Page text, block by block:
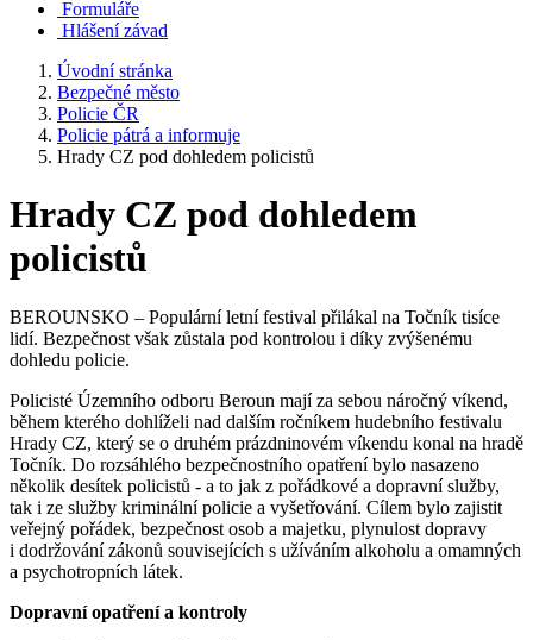
Formuláře
Hlášení závad
Úvodní stránka
Bezpečné město
Policie ČR
Policie pátrá a informuje
Hrady CZ pod dohledem policistů
Hrady CZ pod dohledem
policistů
BEROUNSKO – Populární letní festival přilákal na Točník tisíce
lidí. Bezpečnost však zůstala pod kontrolou i díky zvýšenému
dohledu policie.
Policisté Územního odboru Beroun mají za sebou náročný víkend,
během kterého dohlíželi nad dalším ročníkem hudebního festivalu
Hrady CZ, který se o druhém prázdninovém víkendu konal na hradě
Točník. Do rozsáhlého bezpečnostního opatření bylo nasazeno
několik desítek policistů - a to jak z pořádkové a dopravní služby,
tak i ze služby kriminální policie a vyšetřování. Cílem bylo zajistit
veřejný pořádek, bezpečnost osob a majetku, plynulost dopravy
i dodržování zákonů souvisejících s užíváním alkoholu a omamných
a psychotropních látek.
Dopravní opatření a kontroly